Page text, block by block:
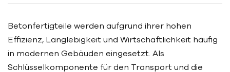
Betonfertigteile werden aufgrund ihrer hohen
Effizienz, Langlebigkeit und Wirtschaftlichkeit häufig
in modernen Gebäuden eingesetzt. Als
Schlüsselkomponente für den Transport und die